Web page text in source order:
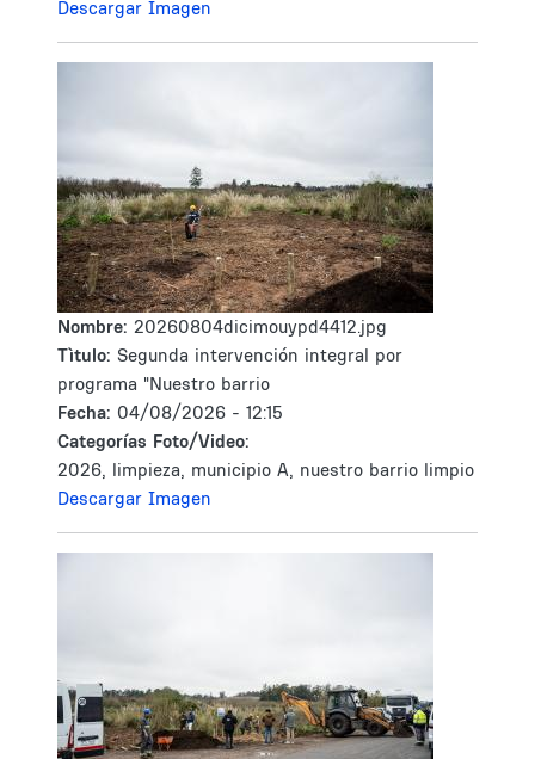
Descargar Imagen
Nombre: 20260804dicimouypd4412.jpg
Tìtulo: Segunda intervención integral por
programa "Nuestro barrio
Fecha: 04/08/2026 - 12:15
Categorías Foto/Video:
2026, limpieza, municipio A, nuestro barrio limpio
Descargar Imagen